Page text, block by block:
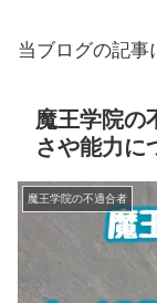
当ブログの記事
魔王学院の
さや能力に
魔王学院の不適合者